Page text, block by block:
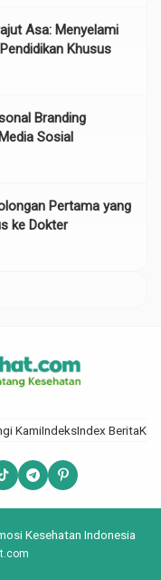
Asa: Menyelami
Khusus
Branding
Sosial
Pertama yang
ke Dokter
KamiIndeksIndex Berita
Kesehatan Indonesia